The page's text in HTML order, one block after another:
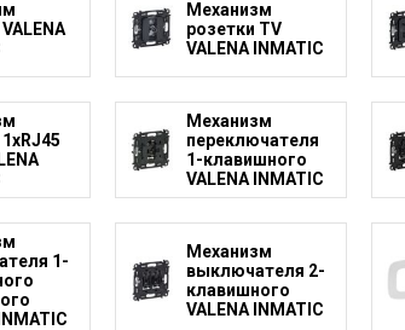
Механизм
розетки TV
VALENA INMATIC
Механизм
переключателя
1-клавишного
VALENA INMATIC
1-
Механизм
выключателя 2-
клавишного
VALENA INMATIC